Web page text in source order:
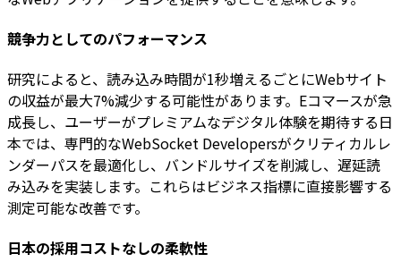
競争力としてのパフォーマンス
研究によると、読み込み時間が1秒増えるごとにWebサイト
の収益が最大7%減少する可能性があります。Eコマースが急
成長し、ユーザーがプレミアムなデジタル体験を期待する日
本では、専門的なWebSocket Developersがクリティカルレ
ンダーパスを最適化し、バンドルサイズを削減し、遅延読
み込みを実装します。これらはビジネス指標に直接影響する
測定可能な改善です。
日本の採用コストなしの柔軟性